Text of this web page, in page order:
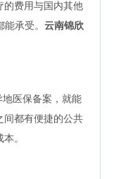
的费用与国内其他
承受。 云南锦欣
医保备案，就能
间都有便捷的公共
。